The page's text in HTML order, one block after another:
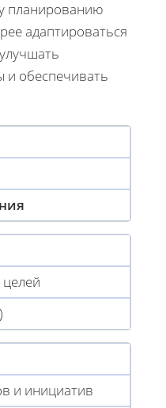
планированию
адаптироваться
и обеспечивать
и инициатив